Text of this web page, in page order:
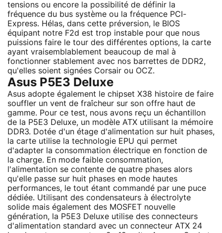
tensions ou encore la possibilité de définir la
fréquence du bus système ou la fréquence PCI-
Express. Hélas, dans cette préversion, le BIOS
équipant notre F2d est trop instable pour que nous
puissions faire le tour des différentes options, la carte
ayant vraisemblablement beaucoup de mal à
fonctionner stablement avec nos barrettes de DDR2,
qu'elles soient signées Corsair ou OCZ.
Asus P5E3 Deluxe
Asus adopte également le chipset X38 histoire de faire
souffler un vent de fraîcheur sur son offre haut de
gamme. Pour ce test, nous avons reçu un échantillon
de la P5E3 Deluxe, un modèle ATX utilisant la mémoire
DDR3. Dotée d'un étage d'alimentation sur huit phases,
la carte utilise la technologie EPU qui permet
d'adapter la consommation électrique en fonction de
la charge. En mode faible consommation,
l'alimentation se contente de quatre phases alors
qu'elle passe sur huit phases en mode hautes
performances, le tout étant commandé par une puce
dédiée. Utilisant des condensateurs à électrolyte
solide mais également des MOSFET nouvelle
génération, la P5E3 Deluxe utilise des connecteurs
d'alimentation standard avec un connecteur ATX 24